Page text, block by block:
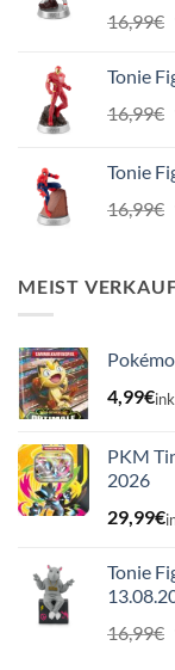
16,99€
Tonie
16,99€
Tonie
16,99€
MEIST
4,99€
PKM
2026
29,99€
Tonie
16,99€